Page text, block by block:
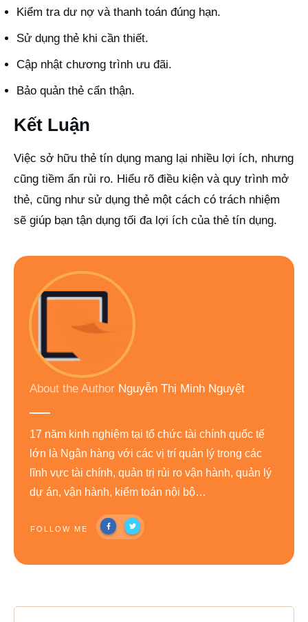
Kiểm tra dư nợ và thanh toán đúng hạn.
Sử dụng thẻ khi cần thiết.
Cập nhật chương trình ưu đãi.
Bảo quản thẻ cẩn thận.
Kết Luận
Việc sở hữu thẻ tín dụng mang lại nhiều lợi ích, nhưng
cũng tiềm ẩn rủi ro. Hiểu rõ điều kiện và quy trình mở
thẻ, cũng như sử dụng thẻ một cách có trách nhiệm
sẽ giúp bạn tận dụng tối đa lợi ích của thẻ tín dụng.
About the Author Nguyễn Thị Minh Nguyệt
17 năm kinh nghiệm tại tổ chức tài chính quốc tế
lớn là Ngân hàng với các vị trí quản lý trong các
lĩnh vực tài chính, quản trị rủi ro vận hành, quản lý
dự án, vận hành, kiểm toán nội bộ…
FOLLOW ME